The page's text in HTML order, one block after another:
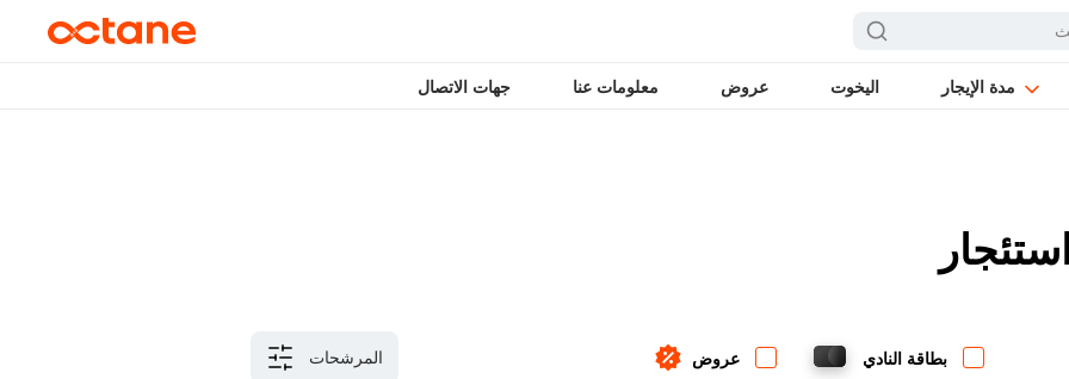
مدة الإيجار اليخوت عروض معلومات عنا جهات الاتصال
المرشحات عروض بطاقة النادي